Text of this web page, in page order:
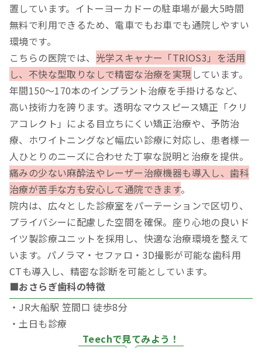
置しています。イトーヨーカドーの駐車場が最大5時間
無料で利用できるため、電車でもお車でも通院しやすい
環境です。
こちらの医院では、 光学スキャナー「TRIOS3」を活用
し、不快な型取りなしで精密な治療を実現 しています。
年間150～170本のインプラント治療を手掛けるなど、
高い技術力を誇ります。透明なマウスピース矯正「クリ
アコレクト」による目立ちにくい矯正治療や、予防治
療、ホワイトニングなど幅広い診療に対応し、患者様一
人ひとりのニーズに合わせた丁寧な説明と治療を提供。
痛みの少ない麻酔法やレーザー治療機器も導入し、歯科
治療が苦手な方も安心して通院できます。
院内は、広々とした診療室をパーテーションで区切り、
プライバシーに配慮した空間を確保。座り心地の良いド
イツ製診療ユニットを採用し、快適な治療環境を整えて
います。パノラマ・セファロ・3D撮影が可能な歯科用
CTも導入し、精密な診断を可能としています。
■おさらぎ歯科の特徴
・JR大船駅 笠間口 徒歩8分
・土日も診療
Teechで見てみよう！